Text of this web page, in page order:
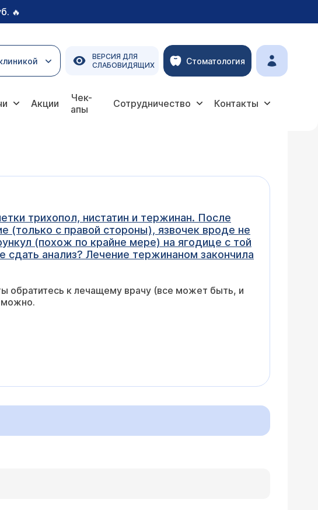
🔥
ВЕРСИЯ ДЛЯ
СЛАБОВИДЯЩИХ
Стоматология
Акции
Чек-
апы
Сотрудничество Контакты
трихопол, нистатин и тержинан. После
(только с правой стороны), язвочек вроде не
(похож по крайне мере) на ягодице с той
анализ? Лечение тержинаном закончила
обратитесь к лечащему врачу (все может быть, и
можно.